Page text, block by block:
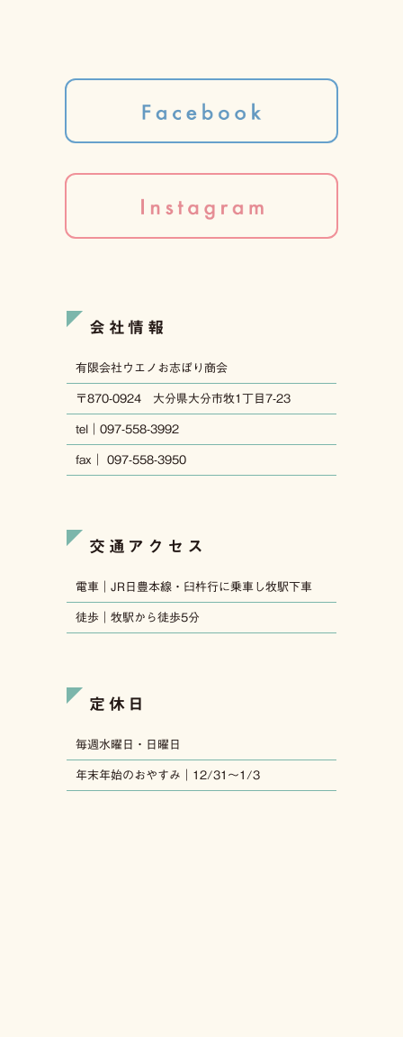
会社情報
有限会社ウエノお志ぼり商会
〒870-0924 大分県大分市牧1丁目7-23
tel｜097-558-3992
fax｜ 097-558-3950
交通アクセス
電車｜JR日豊本線・臼杵行に乗車し牧駅下車
徒歩｜牧駅から徒歩5分
定休日
毎週水曜日・日曜日
年末年始のおやすみ｜12/31〜1/3